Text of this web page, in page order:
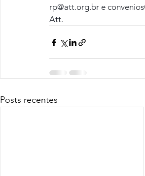
rp@att.org.br e
Att.
Posts recentes